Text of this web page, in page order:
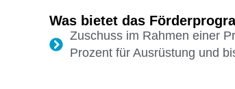
Was bietet das
Zuschuss im Rahmen einer
Prozent für Ausrüstung und